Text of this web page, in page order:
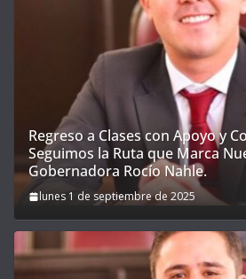
Regreso a Clases con Apoyo y
Seguimos la Ruta que Marca
Gobernadora Rocío Nahle.
lunes 1 de septiembre de 2025